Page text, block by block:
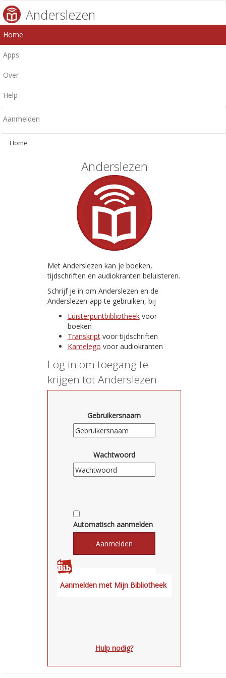
Anderslezen
Home
Apps
Over
Help
Aanmelden
Home
Anderslezen
Met Anderslezen kan je boeken,
tijdschriften en audiokranten beluisteren.
Schrijf je in om Anderslezen en de
Anderslezen-app te gebruiken, bij
Luisterpuntbibliotheekvoor
boeken
Transkriptvoor tijdschriften
Kamelego voor audiokranten
Log in om toegang te
krijgen tot Anderslezen
Gebruikersnaam
Wachtwoord
Automatisch aanmelden
Hulp nodig?